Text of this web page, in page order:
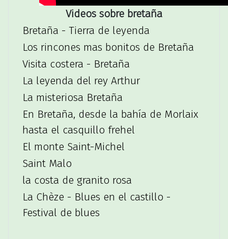
Videos sobre bretaña
Bretaña - Tierra de leyenda
Los rincones mas bonitos de Bretaña
Visita costera - Bretaña
La leyenda del rey Arthur
La misteriosa Bretaña
En Bretaña, desde la bahía de Morlaix
hasta el casquillo frehel
El monte Saint-Michel
Saint Malo
la costa de granito rosa
La Chèze - Blues en el castillo -
Festival de blues